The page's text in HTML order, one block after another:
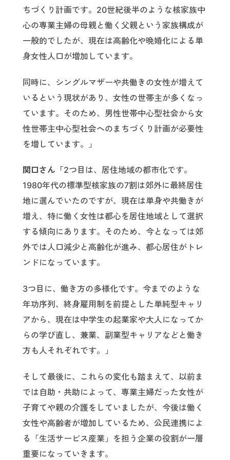
ちづくり計画です。20世紀後半のような核家族中
心の専業主婦の母親と働く父親という家族構成が
一般的でしたが、現在は高齢化や晩婚化による単
身女性人口が増加しています。
同時に、シングルマザーや共働きの女性が増えて
いるという現状があり、女性の世帯主が多くなっ
ています。そのため、男性世帯中心型社会から女
性世帯主中心型社会へのまちづくり計画が必要性
を増しています。」
関口さん「2つ目は、居住地域の都市化です。
1980年代の標準型核家族の7割は郊外に最終居住
地に選んでいたのですが、現在は単身や共働きが
増え、特に働く女性は都心を居住地域として選択
する傾向にあります。そのため、今となっては郊
外では人口減少と高齢化が進み、都心居住がトレ
ンドになっています。
3つ目に、働き方の多様化です。今までのような
年功序列、終身雇用制を前提とした単純型キャリ
アから、現在は中学生の起業家や大人になってか
らの学び直し、兼業、副業型キャリアなどと働き
方も人それぞれです。」
そして最後に、これらの変化も踏まえて、以前ま
では自助・共助によって、専業主婦だった女性が
子育てや親の介護をしていましたが、今後は働く
女性や高齢者が増加しているため、公民連携によ
る「生活サービス産業」を担う企業の役割が一層
重要になっていきます。